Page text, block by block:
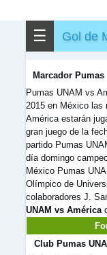
☰ Gol de
Marcador
Pumas UNAM vs
2015 en México las
América estarán
gran juego de la
partido Pumas
día domingo
México Pumas
Olímpico de
colaboradores J.
UNAM vs América
Club Pumas
✎